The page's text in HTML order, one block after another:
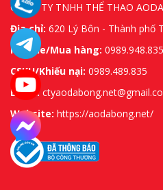
CÔNG TY TNHH THỂ THAO
Địa chỉ: 620 Lý Bôn - Thành phố
Hotline/Mua hàng: 0989.948.835
CSKH/Khiếu nại: 0989.489.835
Email:
Website: https://aodabong.net/